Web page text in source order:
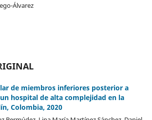
Álvarez
de miembros inferiores posterior a
hospital de alta complejidad en la
Colombia, 2020